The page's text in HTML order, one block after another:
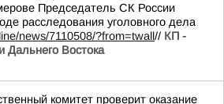
Председатель СК России
расследования уголовного дела
news/7110508/?from=twall// КП -
Дальнего Востока
комитет проверит оказание